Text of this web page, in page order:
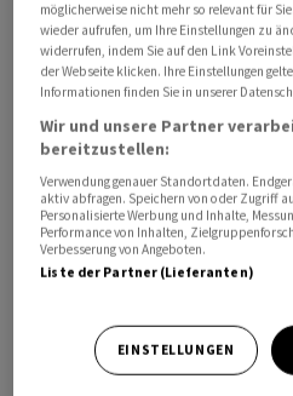
Prozent), der jurassischen
undTemenos(-3 Prozent).
SPIgaben 50 Titel nach.
+++
16:43
Zwei der Gründer der
und ‌Caspar Coppetti ⁠lösen
Hoffmann ab, der nach 13
fünf Jahren alsOn-Chef eine
möglicherweise nicht mehr so relevant für
wieder aufrufen, um Ihre Einstellungen zu
widerrufen, indem Sie auf den Link
der Webseite klicken. Ihre Einstellungen
Informationen finden Sie in unserer
Wir und unsere Partner
bereitzustellen:
Verwendung genauer Standortdaten.
aktiv abfragen. Speichern von oder Zugriff
Personalisierte Werbung und Inhalte,
Performance von Inhalten,
Verbesserung von Angeboten.
Liste der Partner (Lieferanten)
EINSTELLUNGEN